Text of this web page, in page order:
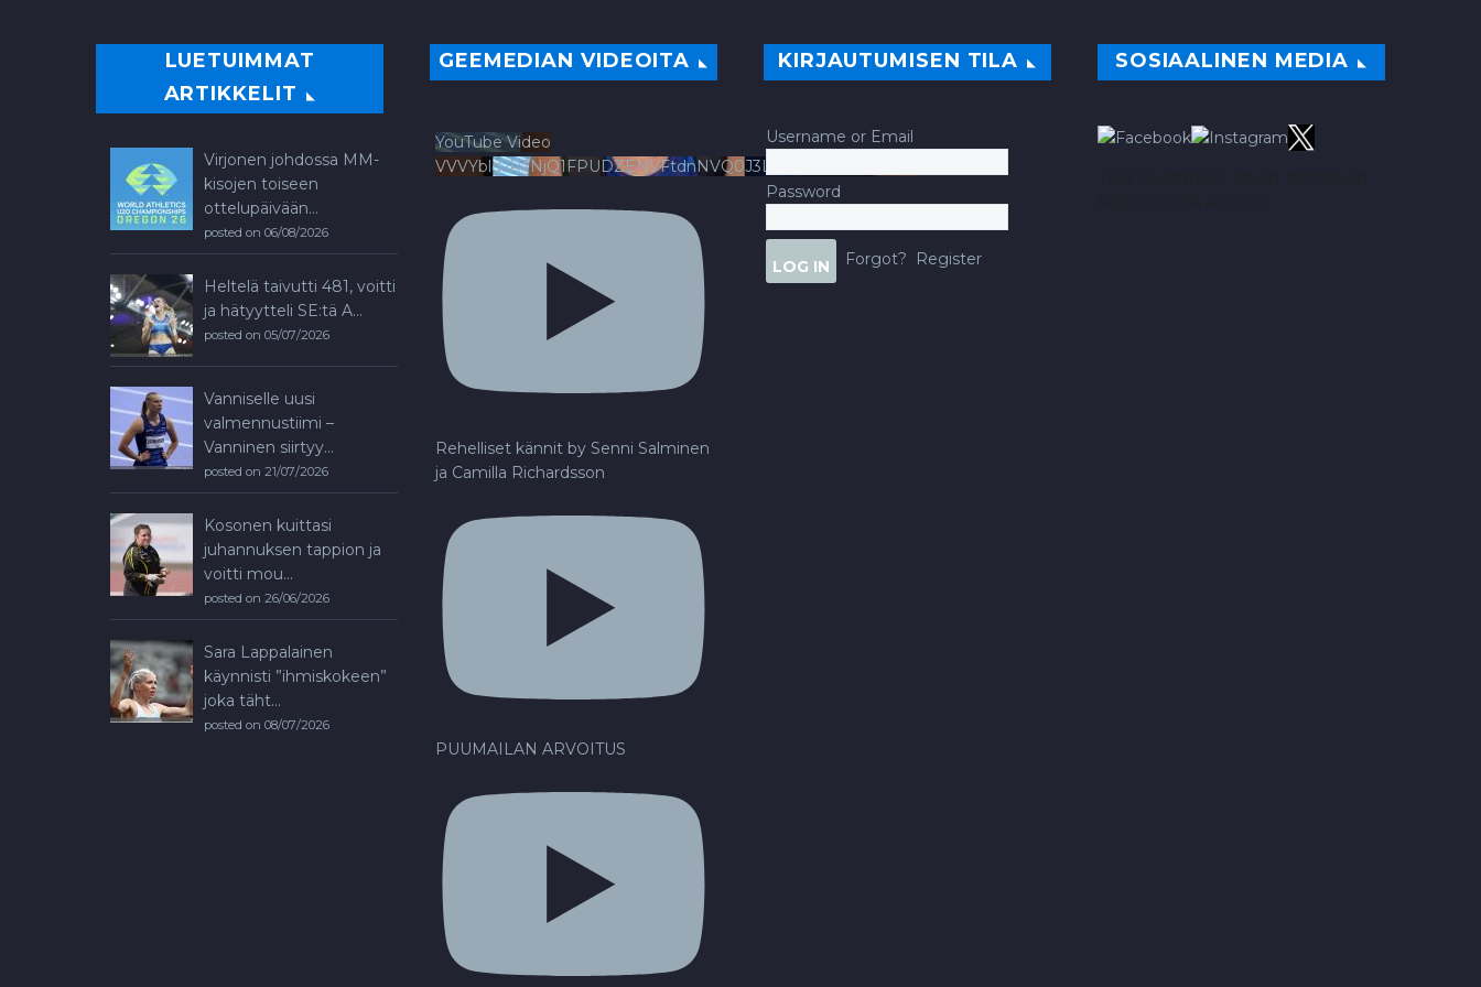
LUETUIMMAT
ARTIKKELIT
Virjonen johdossa MM-
kisojen toiseen
ottelupäivään...
posted on 06/08/2026
Heltelä taivutti 481, voitti
ja hätyytteli SE:tä A...
posted on 05/07/2026
Vanniselle uusi
valmennustiimi –
Vanninen siirtyy...
posted on 21/07/2026
Kosonen kuittasi
juhannuksen tappion ja
voitti mou...
posted on 26/06/2026
Sara Lappalainen
käynnisti ”ihmiskokeen”
joka täht...
posted on 08/07/2026
GEEMEDIAN VIDEOITA
YouTube Video
VVVYbldJRTNjQ1FPUDZENVFtdnNVQ0J3LlFsbURXQWNIYldv
Rehelliset kännit by Senni Salminen
ja Camilla Richardsson
PUUMAILAN ARVOITUS
KIRJAUTUMISEN TILA
Username or Email
Password
Forgot? Register
SOSIAALINEN MEDIA